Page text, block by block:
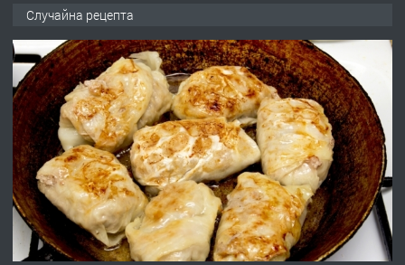
преди 1 година
ПРЕДЛАГА Работа за общи работници
преди 1 година
ПРЕДЛАГА
Първи поход "По стъпките на Ангел
Случайна рецепта